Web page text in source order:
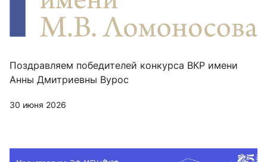
Поздравляем победителей конкурса ВКР имени
Анны Дмитриевны Вурос
30 июня 2026